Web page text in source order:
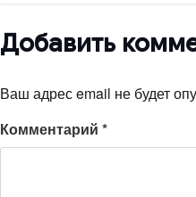
Добавить
Ваш адрес email не будет
Комментарий *